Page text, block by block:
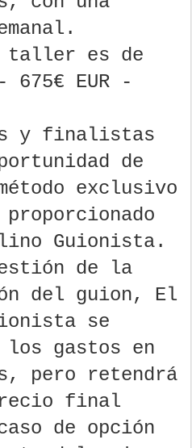
taller es de
675€ EUR -
y finalistas
de
exclusivo
Guionista.
de la
del guion, El
se
los gastos en
pero retendrá
final
de opción